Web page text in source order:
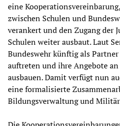
eine
zwischen Schulen und
verankert und den Zugang der
Schulen weiter ausbaut. Laut
Bundeswehr künftig als
auftreten und ihre Angebote
ausbauen. Damit verfügt nun
eine formalisierte
Bildungsverwaltung und